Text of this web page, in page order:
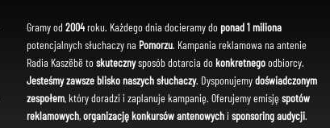
Gramy od 2004roku. Każdego dnia docieramy do ponad 1 miliona
potencjalnych słuchaczy na Pomorzu. Kampania reklamowa na antenie
Radia Kaszëbë toskutecznysposób dotarcia dokonkretnegoodbiorcy.
Jesteśmy zawsze blisko naszych słuchaczy. Dysponujemydoświadczonym
zespołem, który doradzi i zaplanuje kampanię. Oferujemy emisję spotów
reklamowych,organizację konkursów antenowychi sponsoring audycji.